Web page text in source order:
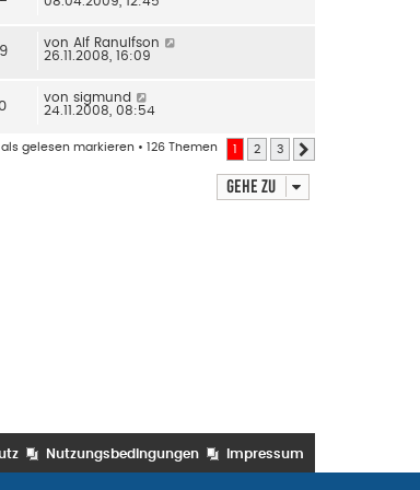
von Alf Ranulfson
26.11.2008, 16:09
von sigmund
24.11.2008, 08:54
gelesen markieren • 126 Themen 1 2 3
Gehe zu
Impressum
Nutzungsbedingungen